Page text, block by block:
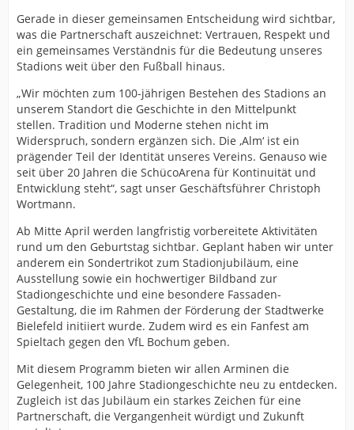
Gerade in dieser gemeinsamen Entscheidung wird sichtbar,
was die Partnerschaft auszeichnet: Vertrauen, Respekt und
ein gemeinsames Verständnis für die Bedeutung unseres
Stadions weit über den Fußball hinaus.
„Wir möchten zum 100-jährigen Bestehen des Stadions an
unserem Standort die Geschichte in den Mittelpunkt
stellen. Tradition und Moderne stehen nicht im
Widerspruch, sondern ergänzen sich. Die ‚Alm‘ ist ein
prägender Teil der Identität unseres Vereins. Genauso wie
seit über 20 Jahren die SchücoArena für Kontinuität und
Entwicklung steht“, sagt unser Geschäftsführer Christoph
Wortmann.
Ab Mitte April werden langfristig vorbereitete Aktivitäten
rund um den Geburtstag sichtbar. Geplant haben wir unter
anderem ein Sondertrikot zum Stadionjubiläum, eine
Ausstellung sowie ein hochwertiger Bildband zur
Stadiongeschichte und eine besondere Fassaden-
Gestaltung, die im Rahmen der Förderung der Stadtwerke
Bielefeld initiiert wurde. Zudem wird es ein Fanfest am
Spieltach gegen den VfL Bochum geben.
Mit diesem Programm bieten wir allen Arminen die
Gelegenheit, 100 Jahre Stadiongeschichte neu zu entdecken.
Zugleich ist das Jubiläum ein starkes Zeichen für eine
Partnerschaft, die Vergangenheit würdigt und Zukunft